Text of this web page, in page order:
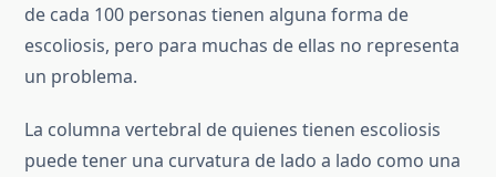
de cada 100 personas tienen alguna forma de
escoliosis, pero para muchas de ellas no representa
un problema.
La columna vertebral de quienes tienen escoliosis
puede tener una curvatura de lado a lado como una